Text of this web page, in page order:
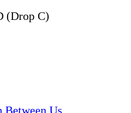
(Drop C)
Between Us